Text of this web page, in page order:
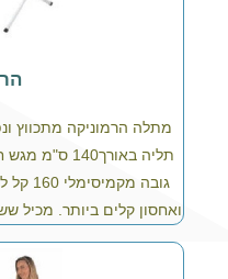
תליה
גובה
ואחסון קלים ביותר. מכיל